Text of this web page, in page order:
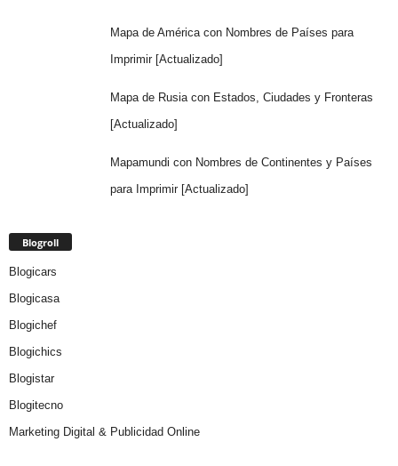
Mapa de América con Nombres de Países para
Imprimir [Actualizado]
Mapa de Rusia con Estados, Ciudades y Fronteras
[Actualizado]
Mapamundi con Nombres de Continentes y Países
para Imprimir [Actualizado]
Blogroll
Blogicars
Blogicasa
Blogichef
Blogichics
Blogistar
Blogitecno
Marketing Digital & Publicidad Online